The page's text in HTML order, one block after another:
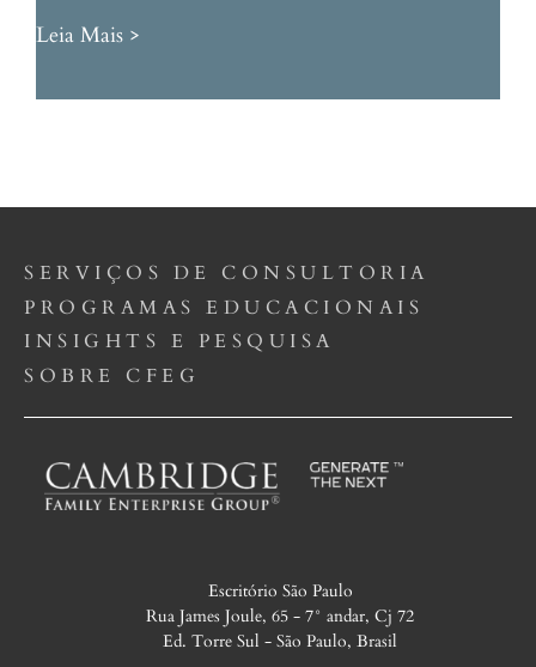
Leia Mais >
SERVIÇOS DE CONSULTORIA
PROGRAMAS EDUCACIONAIS
INSIGHTS E PESQUISA
SOBRE CFEG
Escritório São Paulo
Rua James Joule, 65 - 7° andar, Cj 72
Ed. Torre Sul - São Paulo, Brasil